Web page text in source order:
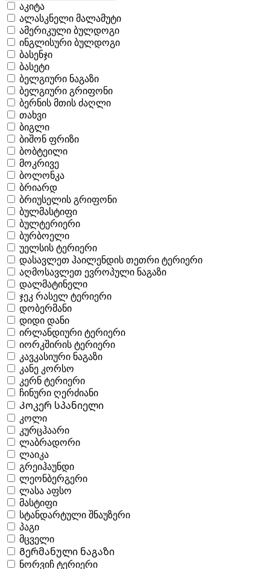
აკიტა
ალასკნელი მალამუტი
ამერიკული ბულდოგი
ინგლისური ბულდოგი
ბასენჯი
ბასეტი
ბელგიური ნაგაზი
ბელგიური გრიფონი
ბერნის მთის ძაღლი
თახვი
ბიგლი
ბიშონ ფრიზი
ბობტეილი
მოკრივე
ბოლონკა
ბრიარდ
ბრიუსელის გრიფონი
ბულმასტიფი
ბულტერიერი
ბურბოელი
უელსის ტერიერი
დასავლეთ ჰაილენდის თეთრი ტერიერი
აღმოსავლეთ ევროპული ნაგაზი
დალმატინელი
ჯეკ რასელ ტერიერი
დობერმანი
დიდი დანი
ირლანდიური ტერიერი
იორკშირის ტერიერი
კავკასიური ნაგაზი
კანე კორსო
კერნ ტერიერი
ჩინური ღერძიანი
Კოკერ სპანიელი
კოლი
კურცჰაარი
ლაბრადორი
ლაიკა
გრეიჰაუნდი
ლეონბერგერი
ლასა აფსო
მასტიფი
სტანდარტული შნაუზერი
პაგი
მცველი
Გერმანული ნაგაზი
ნორვიჩ ტერიერი